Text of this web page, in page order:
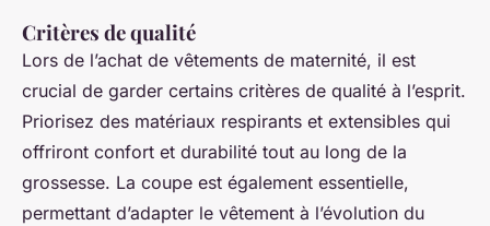
Critères de qualité
Lors de l’achat de vêtements de maternité, il est
crucial de garder certains critères de qualité à l’esprit.
Priorisez des matériaux respirants et extensibles qui
offriront confort et durabilité tout au long de la
grossesse. La coupe est également essentielle,
permettant d’adapter le vêtement à l’évolution du